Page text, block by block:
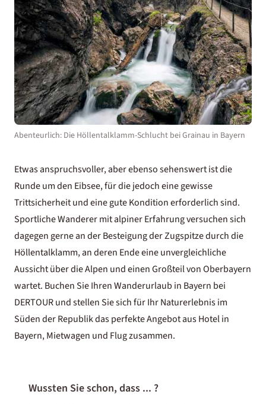
Abenteurlich: Die Höllentalklamm-Schlucht bei Grainau in Bayern
Etwas anspruchsvoller, aber ebenso sehenswert ist die
Runde um den Eibsee, für die jedoch eine gewisse
Trittsicherheit und eine gute Kondition erforderlich sind.
Sportliche Wanderer mit alpiner Erfahrung versuchen sich
dagegen gerne an der Besteigung der Zugspitze durch die
Höllentalklamm, an deren Ende eine unvergleichliche
Aussicht über die Alpen und einen Großteil von Oberbayern
wartet. Buchen Sie Ihren Wanderurlaub in Bayern bei
DERTOUR und stellen Sie sich für Ihr Naturerlebnis im
Süden der Republik das perfekte Angebot ausHotel in
Bayern,Mietwagen und Flug zusammen.
Wussten Sie schon, dass ... ?